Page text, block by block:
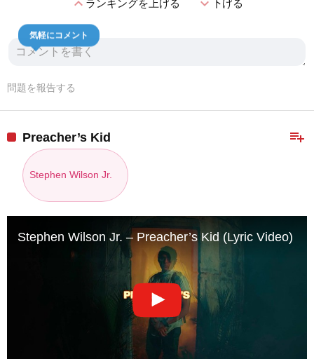
expand_lessランキングを上げる expand_more下げる
気軽にコメント
問題を報告する
playlist_add
Preacher’s Kid
Stephen Wilson Jr.
Stephen Wilson Jr. – Preacher’s Kid (Lyric Video)